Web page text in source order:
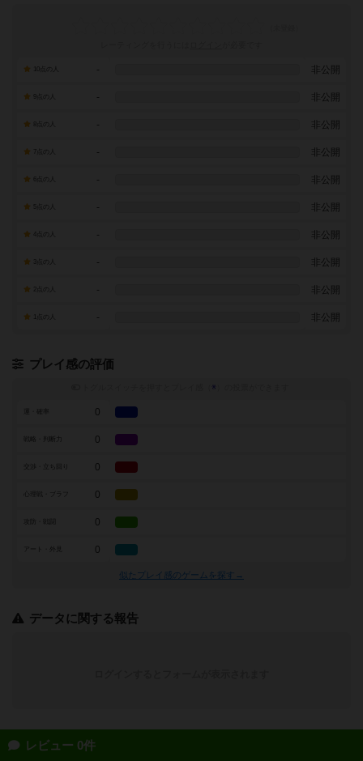
- 非公開
- 非公開
- 非公開
7点の人 - 非公開
- 非公開
- 非公開
- 非公開
- 非公開
- 非公開
- 非公開
プレイ感の評価
※
0
戦略・判断力 0
0
0
0
アート・外見 0
似たプレイ感のゲームを探す→
データに関する報告
レビュー 0件